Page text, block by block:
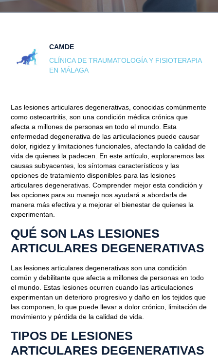
CAMDE
CLÍNICA DE TRAUMATOLOGÍA Y FISIOTERAPIA
EN MÁLAGA
Las lesiones articulares degenerativas, conocidas comúnmente
como osteoartritis, son una condición médica crónica que
afecta a millones de personas en todo el mundo. Esta
enfermedad degenerativa de las articulaciones puede causar
dolor, rigidez y limitaciones funcionales, afectando la calidad de
vida de quienes la padecen. En este artículo, exploraremos las
causas subyacentes, los síntomas característicos y las
opciones de tratamiento disponibles para las lesiones
articulares degenerativas. Comprender mejor esta condición y
las opciones para su manejo nos ayudará a abordarla de
manera más efectiva y a mejorar el bienestar de quienes la
experimentan.
QUÉ SON LAS LESIONES
ARTICULARES DEGENERATIVAS
Las lesiones articulares degenerativas son una condición
común y debilitante que afecta a millones de personas en todo
el mundo. Estas lesiones ocurren cuando las articulaciones
experimentan un deterioro progresivo y daño en los tejidos que
las componen, lo que puede llevar a dolor crónico, limitación de
movimiento y pérdida de la calidad de vida.
TIPOS DE LESIONES
ARTICULARES DEGENERATIVAS